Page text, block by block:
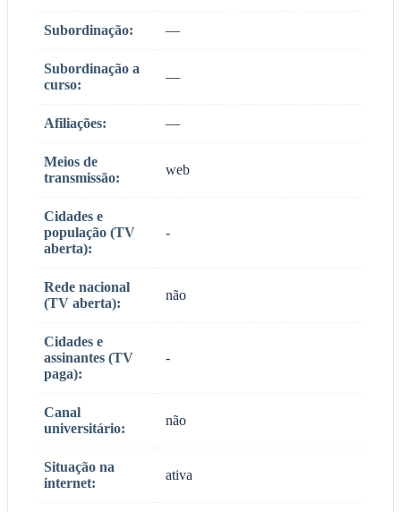
Subordinação: —
Subordinação a
curso:
—
Afiliações: —
Meios de
transmissão:
web
Cidades e
população (TV
aberta):
-
Rede nacional
(TV aberta):
não
Cidades e
assinantes (TV
paga):
-
Canal
universitário:
não
Situação na
internet:
ativa